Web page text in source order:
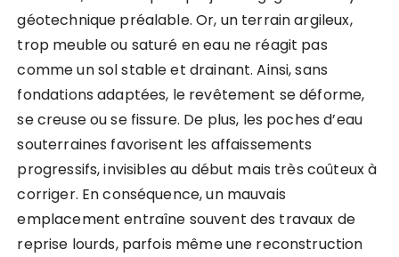
géotechnique préalable. Or, un terrain argileux,
trop meuble ou saturé en eau ne réagit pas
comme un sol stable et drainant. Ainsi, sans
fondations adaptées, le revêtement se déforme,
se creuse ou se fissure. De plus, les poches d’eau
souterraines favorisent les affaissements
progressifs, invisibles au début mais très coûteux à
corriger. En conséquence, un mauvais
emplacement entraîne souvent des travaux de
reprise lourds, parfois même une reconstruction